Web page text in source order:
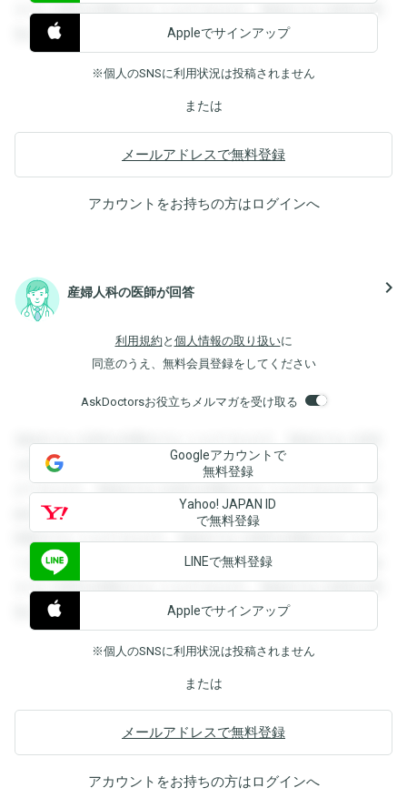
すると回答を閲覧することができます。登録すると回答を閲
覧することができます。
Appleでサインアップ
※個人のSNSに利用状況は投稿されません
または
メールアドレスで無料登録
アカウントをお持ちの方はログインへ
産婦人科の医師が回答 navigate_next
利用規約 と 個人情報の取り扱いに
同意のうえ、無料会員登録をしてください
AskDoctorsお役立ちメルマガを受け取る
登録すると回答を閲覧することができます。登録すると回答
を閲覧することができます。登録すると回答を閲覧すること
ができます。登録すると回答を閲覧することができます。登
録すると回答を閲覧することができます。登録すると回答を
閲覧することができます。登録すると回答を閲覧することが
できます。登録すると回答を閲覧することができます。登録
すると回答を閲覧することができます。登録すると回答を閲
覧することができます。
Googleアカウントで
無料登録
Yahoo! JAPAN ID
で無料登録
LINEで無料登録
Appleでサインアップ
※個人のSNSに利用状況は投稿されません
または
メールアドレスで無料登録
アカウントをお持ちの方はログインへ